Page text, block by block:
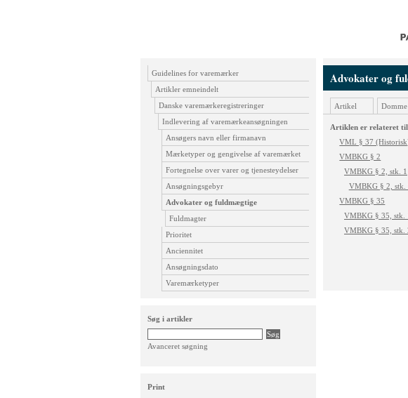
Guidelines for varemærker
Artikler emneindelt
Danske varemærkeregistreringer
Indlevering af varemærkeansøgningen
Ansøgers navn eller firmanavn
Mærketyper og gengivelse af varemærket
Fortegnelse over varer og tjenesteydelser
Ansøgningsgebyr
Advokater og fuldmægtige
Fuldmagter
Prioritet
Anciennitet
Ansøgningsdato
Varemærketyper
Søg i artikler
Avanceret søgning
Print
Advokater og
Artikel
Artiklen er relateret
VML § 37
VMBKG § 2
VMBKG § 2, stk. 1
VMBKG § 2, stk.
VMBKG § 35
VMBKG § 35, stk.
VMBKG § 35, stk.